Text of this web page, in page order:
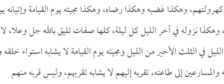
وهكذا غضبه وهكذا رضاه، وهكذا مجيئه يوم القيامة وإتيانه
نزوله في آخر الليل كل ليلة، كلها صفات تليق بالله جل وعلا، لا
في الثلث الأخير من الليل ومجيئه يوم القيامة لا يشابه استواء
إلى طاعته، تقربه إليهم لا يشابه تقربهم، وليس قربه منهم